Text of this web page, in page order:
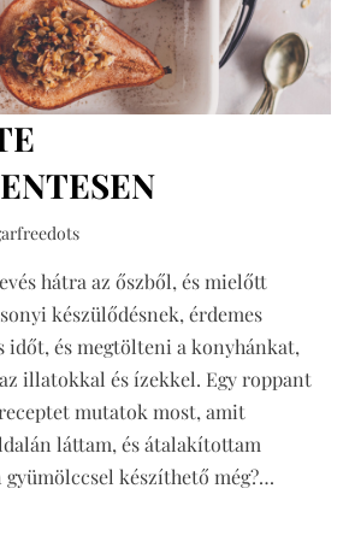
hátra az őszből, és mielőtt
készülődésnek, érdemes
időt, és megtölteni a konyhánkat,
illatokkal és ízekkel. Egy roppant
mutatok most, amit
láttam, és átalakítottam
készíthető még?…